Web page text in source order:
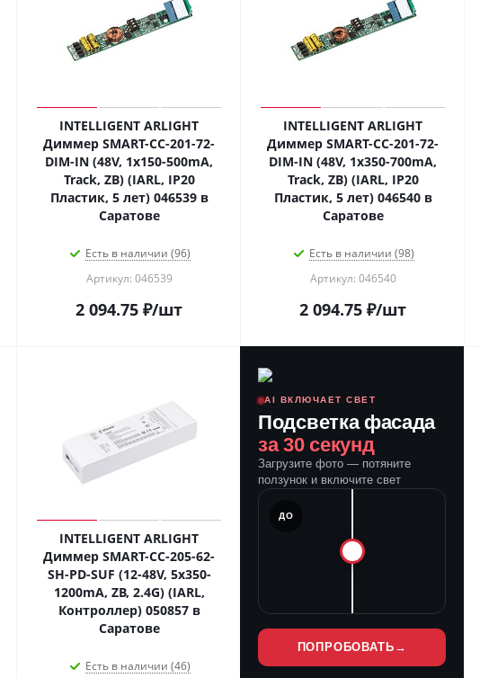
INTELLIGENT ARLIGHT
Диммер SMART-CC-201-72-
DIM-IN (48V, 1x150-500mA,
Track, ZB) (IARL, IP20
Пластик, 5 лет) 046539 в
Саратове
Есть в наличии (96)
Артикул: 046539
2 094.75 ₽/шт
INTELLIGENT ARLIGHT
Диммер SMART-CC-201-72-
DIM-IN (48V, 1x350-700mA,
Track, ZB) (IARL, IP20
Пластик, 5 лет) 046540 в
Саратове
Есть в наличии (98)
Артикул: 046540
2 094.75 ₽/шт
INTELLIGENT ARLIGHT
Диммер SMART-CC-205-62-
SH-PD-SUF (12-48V, 5x350-
1200mA, ZB, 2.4G) (IARL,
Контроллер) 050857 в
Саратове
Есть в наличии (46)
AI ВКЛЮЧАЕТ СВЕТ
Подсветка фасада
за 30 секунд
Загрузите фото — потяните
ползунок и включите свет
ДО
ПОПРОБОВАТЬ →